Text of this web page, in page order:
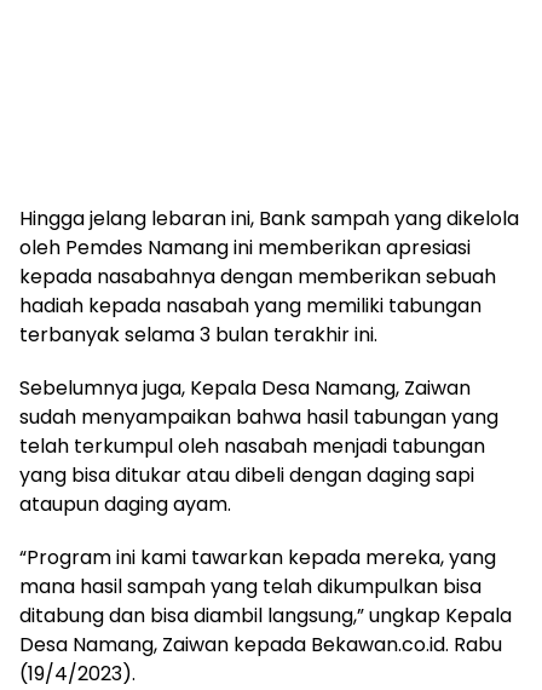
Hingga jelang lebaran ini, Bank sampah yang dikelola
oleh Pemdes Namang ini memberikan apresiasi
kepada nasabahnya dengan memberikan sebuah
hadiah kepada nasabah yang memiliki tabungan
terbanyak selama 3 bulan terakhir ini.
Sebelumnya juga, Kepala Desa Namang, Zaiwan
sudah menyampaikan bahwa hasil tabungan yang
telah terkumpul oleh nasabah menjadi tabungan
yang bisa ditukar atau dibeli dengan daging sapi
ataupun daging ayam.
“Program ini kami tawarkan kepada mereka, yang
mana hasil sampah yang telah dikumpulkan bisa
ditabung dan bisa diambil langsung,” ungkap Kepala
Desa Namang, Zaiwan kepada Bekawan.co.id. Rabu
(19/4/2023).